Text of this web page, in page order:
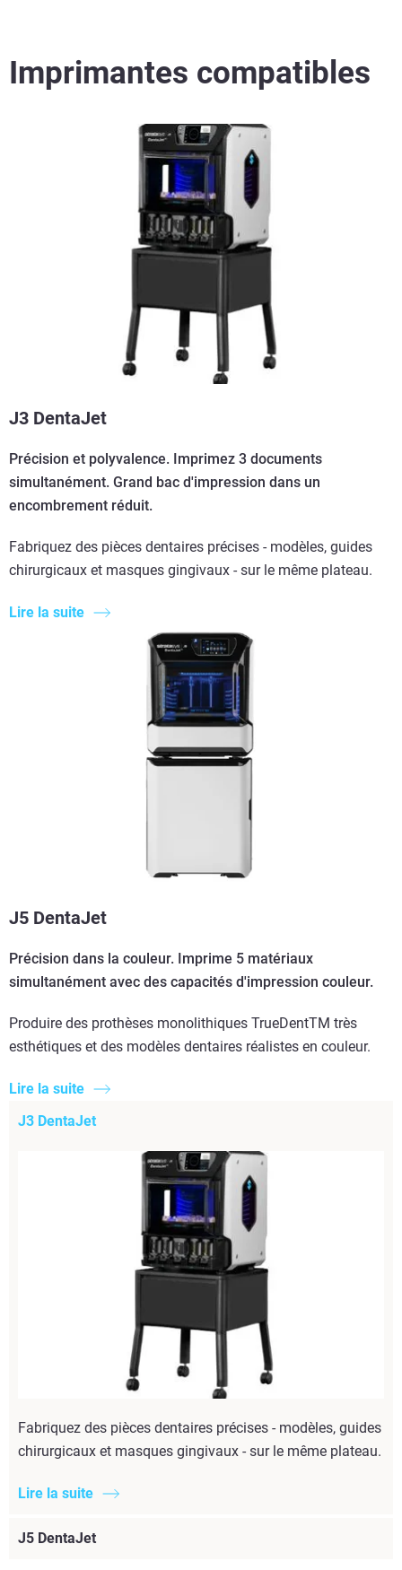
Imprimantes compatibles
J3 DentaJet
Précision et polyvalence. Imprimez 3 documents
simultanément. Grand bac d'impression dans un
encombrement réduit.
Fabriquez des pièces dentaires précises - modèles, guides
chirurgicaux et masques gingivaux - sur le même plateau.
Lire la suite
J5 DentaJet
Précision dans la couleur. Imprime 5 matériaux
simultanément avec des capacités d'impression couleur.
Produire des prothèses monolithiques TrueDentTM très
esthétiques et des modèles dentaires réalistes en couleur.
Lire la suite
J3 DentaJet
Fabriquez des pièces dentaires précises - modèles, guides
chirurgicaux et masques gingivaux - sur le même plateau.
Lire la suite
J5 DentaJet